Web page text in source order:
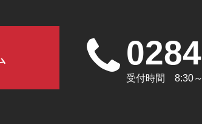
受付時間 8:30